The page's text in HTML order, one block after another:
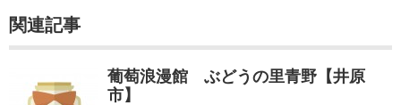
関連記事
葡萄浪漫館 ぶどうの里青野【井原
市】